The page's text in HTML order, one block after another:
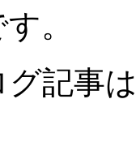
。
記事